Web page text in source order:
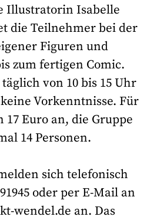
Illustratorin Isabelle
die Teilnehmer bei der
Figuren und
zum fertigen Comic.
von 10 bis 15 Uhr
Vorkenntnisse. Für
Euro an, die Gruppe
14 Personen.
sich telefonisch
oder per E-Mail an
wendel.de an. Das